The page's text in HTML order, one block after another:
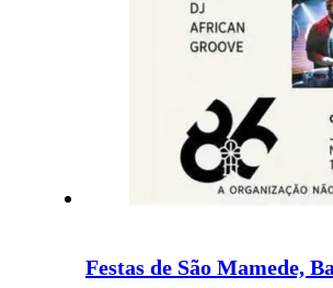
Festas de São Mamede,